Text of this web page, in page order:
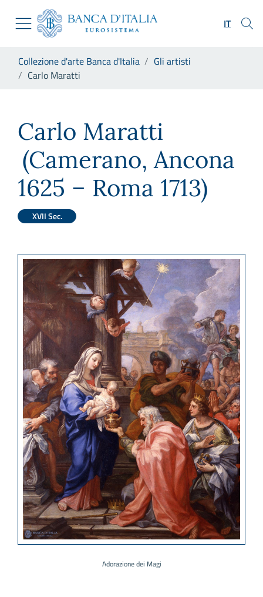
Skip to Main Content
Vai al sito istituzionale
Vai al menu di navigazione
Vai alla ricerca
Vai al footer
IT
Collezione d'arte Banca d'Italia
Gli artisti
Carlo Maratti
Carlo Maratti
(Camerano, Ancona
1625 – Roma 1713)
XVII Sec.
Adorazione dei Magi